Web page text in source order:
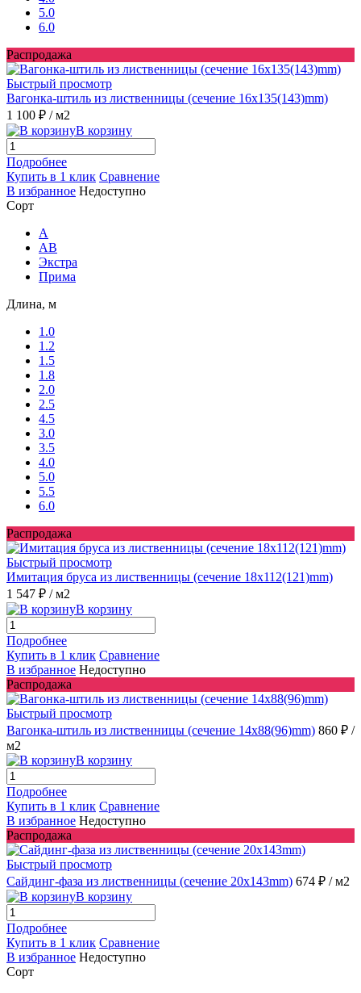
5.0
6.0
Распродажа
Быстрый просмотр
Вагонка-штиль из лиственницы (сечение 16x135(143)mm)
1 100 ₽ / м2
В корзину
Подробнее
Купить в 1 клик Сравнение
В избранное Недоступно
Сорт
A
AB
Экстра
Прима
Длина, м
1.0
1.2
1.5
1.8
2.0
2.5
4.5
3.0
3.5
4.0
5.0
5.5
6.0
Распродажа
Быстрый просмотр
Имитация бруса из лиственницы (сечение 18x112(121)mm)
1 547 ₽ / м2
В корзину
Подробнее
Купить в 1 клик Сравнение
В избранное Недоступно
Распродажа
Быстрый просмотр
Вагонка-штиль из лиственницы (сечение 14x88(96)mm) 860 ₽ /
м2
В корзину
Подробнее
Купить в 1 клик Сравнение
В избранное Недоступно
Распродажа
Быстрый просмотр
Сайдинг-фаза из лиственницы (сечение 20x143mm) 674 ₽ / м2
В корзину
Подробнее
Купить в 1 клик Сравнение
В избранное Недоступно
Сорт